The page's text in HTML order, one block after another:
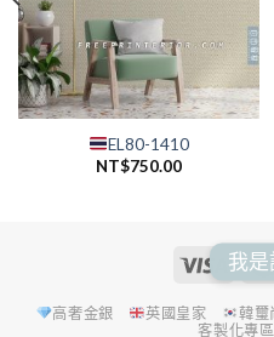
EL80-1410
NT$750.00
高奢金銀 英國皇家 韓璽
客製化專區
我是